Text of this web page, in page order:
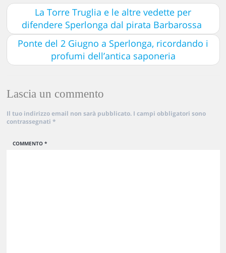
La Torre Truglia e le altre vedette per
difendere Sperlonga dal pirata Barbarossa
Ponte del 2 Giugno a Sperlonga, ricordando i
profumi dell’antica saponeria
Lascia un commento
Il tuo indirizzo email non sarà pubblicato. I campi obbligatori sono
contrassegnati *
COMMENTO *